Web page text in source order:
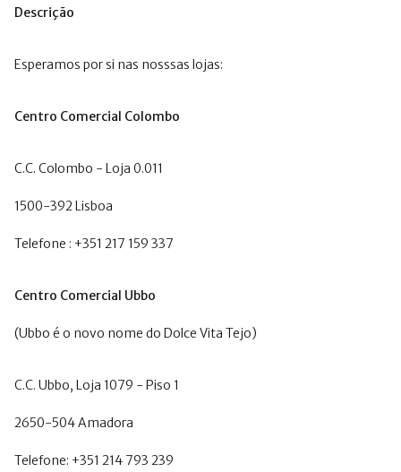
Descrição
Esperamos por si nas nosssas lojas:
Centro Comercial Colombo
C.C. Colombo - Loja 0.011
1500-392 Lisboa
Telefone : +351 217 159 337
Centro Comercial Ubbo
(Ubbo é o novo nome do Dolce Vita Tejo)
C.C. Ubbo, Loja 1079 - Piso 1
2650-504 Amadora
Telefone: +351 214 793 239